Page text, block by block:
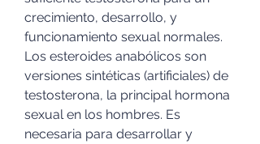
crecimiento, desarrollo, y
funcionamiento sexual normales.
Los esteroides anabólicos son
versiones sintéticas (artificiales) de
testosterona, la principal hormona
sexual en los hombres. Es
necesaria para desarrollar y